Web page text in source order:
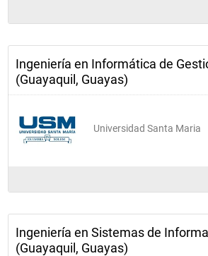
Ingeniería en Informática de
(Guayaquil, Guayas)
Universidad Santa Maria
Ingeniería en Sistemas de
(Guayaquil, Guayas)